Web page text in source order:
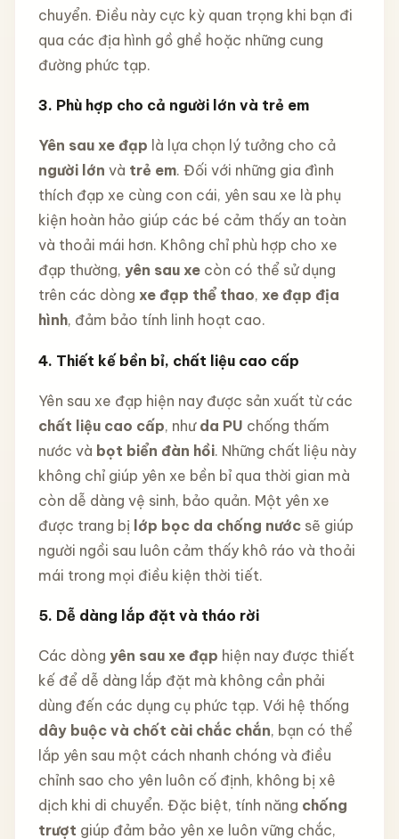
chuyển. Điều này cực kỳ quan trọng khi bạn đi
qua các địa hình gồ ghề hoặc những cung
đường phức tạp.
3. Phù hợp cho cả người lớn và trẻ em
Yên sau xe đạp là lựa chọn lý tưởng cho cả
người lớn và trẻ em. Đối với những gia đình
thích đạp xe cùng con cái, yên sau xe là phụ
kiện hoàn hảo giúp các bé cảm thấy an toàn
và thoải mái hơn. Không chỉ phù hợp cho xe
đạp thường, yên sau xecòn có thể sử dụng
trên các dòng xe đạp thể thao, xe đạp địa
hình, đảm bảo tính linh hoạt cao.
4. Thiết kế bền bỉ, chất liệu cao cấp
Yên sau xe đạp hiện nay được sản xuất từ các
chất liệu cao cấp, như da PU chống thấm
nước và bọt biển đàn hồi. Những chất liệu này
không chỉ giúp yên xe bền bỉ qua thời gian mà
còn dễ dàng vệ sinh, bảo quản. Một yên xe
được trang bị lớp bọc da chống nướcsẽ giúp
người ngồi sau luôn cảm thấy khô ráo và thoải
mái trong mọi điều kiện thời tiết.
5. Dễ dàng lắp đặt và tháo rời
Các dòng yên sau xe đạp hiện nay được thiết
kế để dễ dàng lắp đặt mà không cần phải
dùng đến các dụng cụ phức tạp. Với hệ thống
dây buộc và chốt cài chắc chắn, bạn có thể
lắp yên sau một cách nhanh chóng và điều
chỉnh sao cho yên luôn cố định, không bị xê
dịch khi di chuyển. Đặc biệt, tính năng chống
trượt giúp đảm bảo yên xe luôn vững chắc,